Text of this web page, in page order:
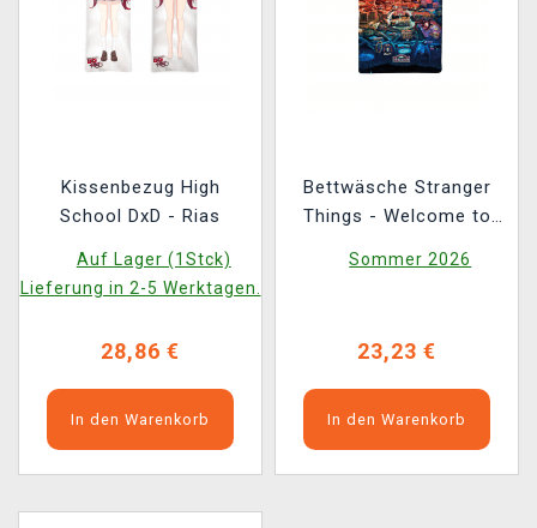
Kissenbezug High
School DxD - Rias
Auf Lager (1Stck)
Lieferung in 2-5 Werktagen.
28,86 €
In den Warenkorb
Bettwäsche Stranger
Things - Welcome to
Sommer 2026
23,23 €
In den Warenkorb